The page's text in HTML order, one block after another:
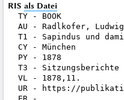
RIS als Datei
TY - BOOK
AU - Radlkofer, Ludwig
T1 - Sapindus und
CY - München
PY - 1878
T3 - Sitzungsberichte
VL - 1878,11.
UR - https://